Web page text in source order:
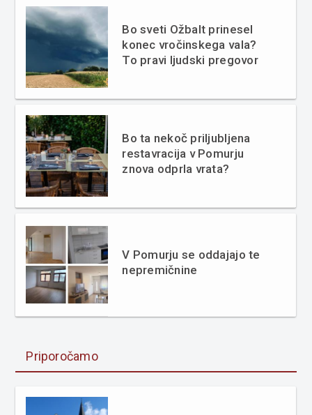
Bo sveti Ožbalt prinesel
konec vročinskega vala?
To pravi ljudski pregovor
Bo ta nekoč priljubljena
restavracija v Pomurju
znova odprla vrata?
V Pomurju se oddajajo te
nepremičnine
Priporočamo